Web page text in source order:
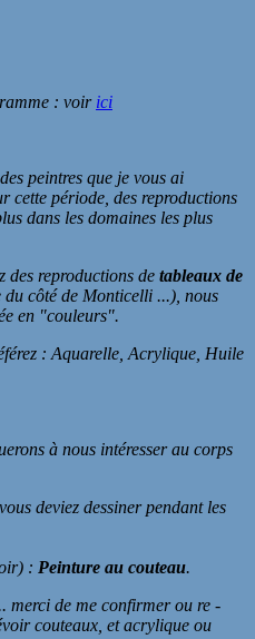
: voir ici
peintres que je vous ai
cette période, des reproductions
dans les domaines les plus
des reproductions de tableaux de
du côté de Monticelli ...), nous
en "couleurs".
: Aquarelle, Acrylique, Huile
à nous intéresser au corps
deviez dessiner pendant les
: Peinture au couteau.
merci de me confirmer ou re -
couteaux, et acrylique ou